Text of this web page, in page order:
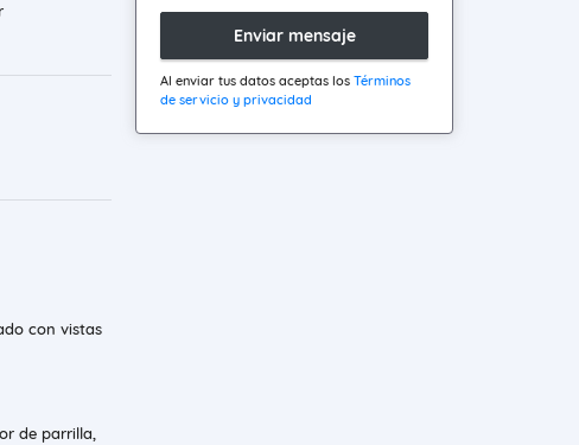
con vistas
de parrilla,
Enviar mensaje
Al enviar tus datos aceptas los Términos
de servicio y privacidad